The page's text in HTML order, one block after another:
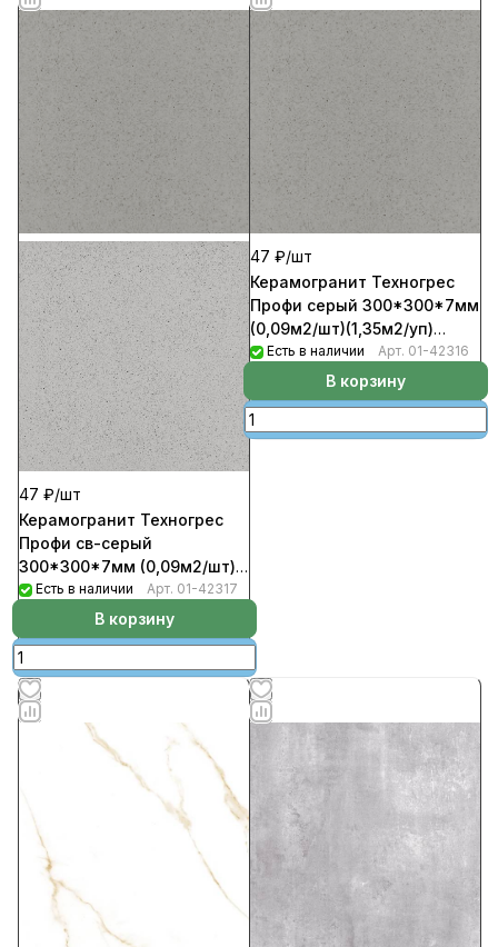
47 ₽/шт
Керамогранит Техногрес
Профи св-серый
300*300*7мм (0,09м2/шт)
(1,35м2/уп)(15шт/уп)(780шт/
пал) 2Сорт
Есть в наличии Арт. 01-42317
В корзину
47 ₽/шт
Керамогранит Техногрес
Профи серый 300*300*7мм
(0,09м2/шт)(1,35м2/уп)
(15шт/уп)(780шт/пал) 2Сорт
Есть в наличии Арт. 01-42316
В корзину